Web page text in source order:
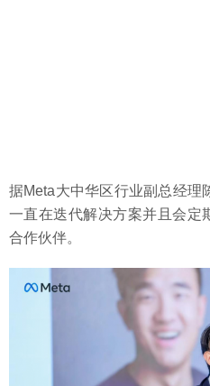
据Meta大中华区行业副总经理
一直在迭代解决方案并且会定
合作伙伴。